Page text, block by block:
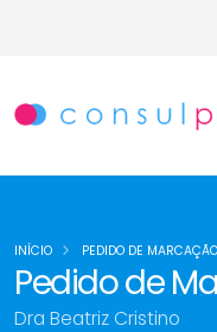
Pedido de
Dra Beatriz Cristino
INÍCIO PEDIDO DE MARCAÇÃO